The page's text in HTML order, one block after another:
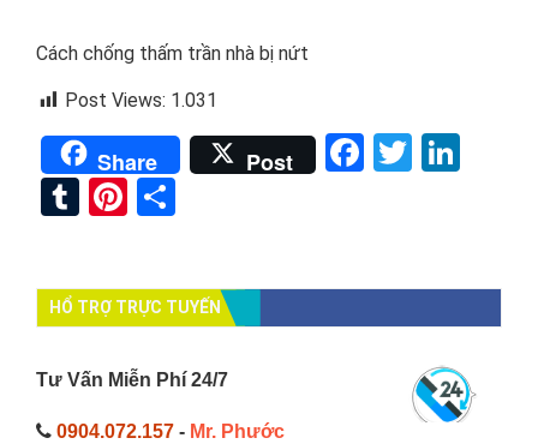
Cách chống thấm trần nhà bị nứt
Post Views: 1.031
Share Post Facebook
Twitter
TumblrPinterest
HỔ TRỢ TRỰC TUYẾN
Tư Vấn Miễn Phí 24/7
0904.072.157 - Mr. Phước